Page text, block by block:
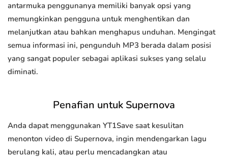
antarmuka penggunanya memiliki banyak opsi yang
memungkinkan pengguna untuk menghentikan dan
melanjutkan atau bahkan menghapus unduhan. Mengingat
semua informasi ini, pengunduh MP3 berada dalam posisi
yang sangat populer sebagai aplikasi sukses yang selalu
diminati.
Penafian untuk Supernova
Anda dapat menggunakan YT1Save saat kesulitan
menonton video di Supernova, ingin mendengarkan lagu
berulang kali, atau perlu mencadangkan atau